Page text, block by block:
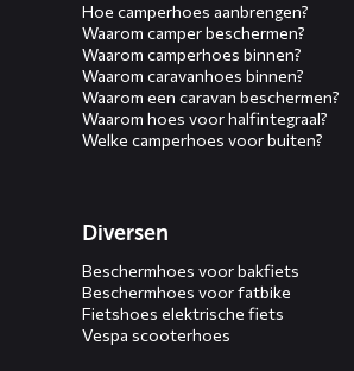
Hoe camperhoes aanbrengen?
Waarom camper beschermen?
Waarom camperhoes binnen?
Waarom caravanhoes binnen?
Waarom een caravan beschermen?
Waarom hoes voor halfintegraal?
Welke camperhoes voor buiten?
Diversen
Beschermhoes voor bakfiets
Beschermhoes voor fatbike
Fietshoes elektrische fiets
Vespa scooterhoes